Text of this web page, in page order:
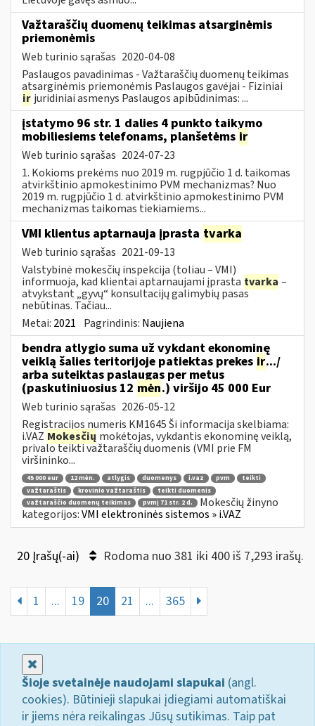
Važtaraščių duomenų teikimas atsarginėmis
priemonėmis
Web turinio sąrašas 2020-04-08
Paslaugos pavadinimas - Važtaraščių duomenų teikimas
atsarginėmis priemonėmis Paslaugos gavėjai - Fiziniai
ir juridiniai asmenys Paslaugos apibūdinimas: ...
įstatymo 96 str. 1 dalies 4 punkto taikymo
mobiliesiems telefonams, planšetėms ir
Web turinio sąrašas 2024-07-23
1. Kokioms prekėms nuo 2019 m. rugpjūčio 1 d. taikomas
atvirkštinio apmokestinimo PVM mechanizmas? Nuo
2019 m. rugpjūčio 1 d. atvirkštinio apmokestinimo PVM
mechanizmas taikomas tiekiamiems...
VMI klientus aptarnauja įprasta tvarka
Web turinio sąrašas 2021-09-13
Valstybinė mokesčių inspekcija (toliau – VMI)
informuoja, kad klientai aptarnaujami įprasta tvarka –
atvykstant „gyvų“ konsultacijų galimybių pasas
nebūtinas. Tačiau...
Metai: 2021 Pagrindinis: Naujiena
bendra atlygio suma už vykdant ekonominę
veiklą šalies teritorijoje patiektas prekes ir.../
arba suteiktas paslaugas per metus
(paskutiniuosius 12 mėn.) viršijo 45 000 Eur
Web turinio sąrašas 2026-05-12
Registracijos numeris KM1645 Ši informacija skelbiama:
i.VAZ Mokesčių mokėtojas, vykdantis ekonominę veiklą,
privalo teikti važtaraščių duomenis (VMI prie FM
viršininko...
45 000 eur 12 mėn. atlygis duomenys i.vaz pvm
teikti
važtaraštis
krovinio važtaraštis
teikti duomenis
važtaraščio duomenų teikimas
pvmį 71 str. 2 d.
Mokesčių žinyno
kategorijos:VMI elektroninės sistemos » i.VAZ
20 Įrašų(-ai) Rodoma nuo 381 iki 400 iš 7,293 irašų.
1 ... 19 20 21 ... 365
Šioje svetainėje naudojami slapukai (angl.
cookies). Būtinieji slapukai įdiegiami automatiškai
ir jiems nėra reikalingas Jūsų sutikimas. Taip pat